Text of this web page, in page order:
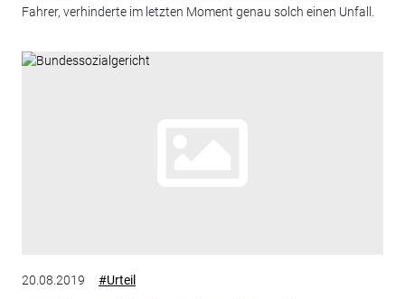
Fahrer, verhinderte im letzten Moment genau solch einen Unfall.
20.08.2019 #Urteil